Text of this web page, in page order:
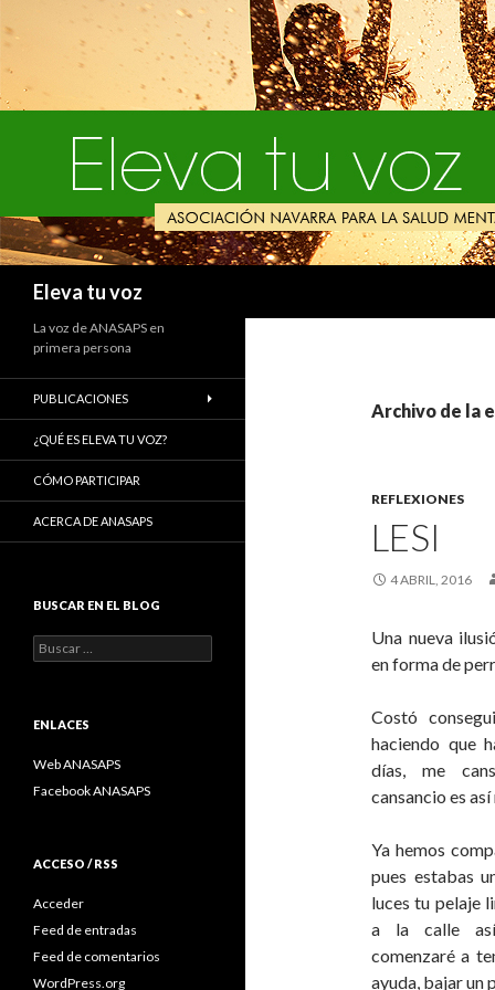
Eleva tu voz
Archivo de la
REFLEXIONES
LESI
4 ABRIL, 2016
Una nueva
en forma de
Costó
haciendo que
días, me
cansancio es así
Ya hemos
pues estabas
luces tu pelaje
a la calle
comenzaré a
ayuda, bajar un
La voz de ANASAPS en
primera persona
PUBLICACIONES
¿QUÉ ES ELEVA TU VOZ?
CÓMO PARTICIPAR
ACERCA DE ANASAPS
BUSCAR EN EL BLOG
Buscar:
ENLACES
Web ANASAPS
Facebook ANASAPS
ACCESO / RSS
Acceder
Feed de entradas
Feed de comentarios
WordPress.org